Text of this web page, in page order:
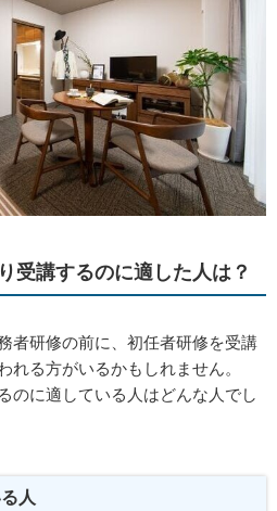
受講するのに適した人は？
者研修の前に、初任者研修を受講
れる方がいるかもしれません。
のに適している人はどんな人でし
人